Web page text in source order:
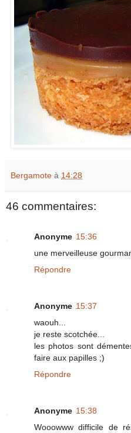
Bergamote à 14:28
46 commentaires:
Anonyme 15:36
une merveilleuse
Répondre
Anonyme 15:37
waouh...
je reste scotchée...
les photos sont
faire aux papilles ;)
Répondre
Anonyme 15:38
Wooowww difficile de